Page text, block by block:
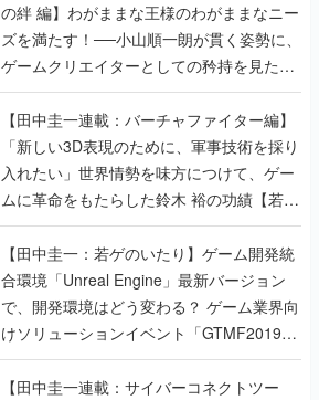
の絆 編】わがままな王様のわがままなニー
ズを満たす！──小山順一朗が貫く姿勢に、
ゲームクリエイターとしての矜持を見た
【若ゲのいたり最終回】
【田中圭一連載：バーチャファイター編】
「新しい3D表現のために、軍事技術を採り
入れたい」世界情勢を味方につけて、ゲー
ムに革命をもたらした鈴木 裕の功績【若ゲ
のいたり】
【田中圭一：若ゲのいたり】ゲーム開発統
合環境「Unreal Engine」最新バージョン
で、開発環境はどう変わる？ ゲーム業界向
けソリューションイベント「GTMF2019」
に行って、より理解を深めよう【PR】
【田中圭一連載：サイバーコネクトツー